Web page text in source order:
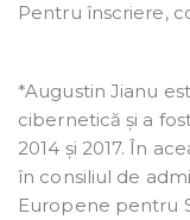
Pentru înscriere,
*Augustin Jianu
cibernetică și a
2014 și 2017. În
în consiliul de
Europene pentru